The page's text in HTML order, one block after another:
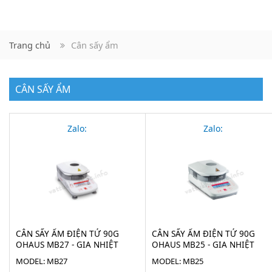
Trang chủ Cân sấy ẩm
CÂN SẤY ẨM
Zalo:
CÂN SẤY ẨM ĐIỆN TỬ 90G
OHAUS MB27 - GIA NHIỆT
MODEL: MB27
Zalo:
CÂN SẤY ẨM ĐIỆN TỬ 90G
OHAUS MB25 - GIA NHIỆT
MODEL: MB25